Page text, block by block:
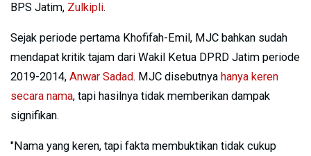
BPS Jatim, Zulkipli.
Sejak periode pertama Khofifah-Emil, MJC bahkan sudah
mendapat kritik tajam dari Wakil Ketua DPRD Jatim periode
2019-2014, Anwar Sadad. MJC disebutnya hanya keren
secara nama, tapi hasilnya tidak memberikan dampak
signifikan.
"Nama yang keren, tapi fakta membuktikan tidak cukup